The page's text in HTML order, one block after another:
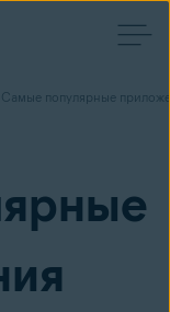
Самые популярные